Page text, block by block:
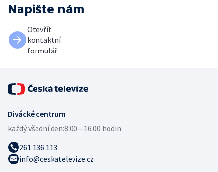
Napište nám
Otevřít
kontaktní
formulář
Divácké centrum
každý všední den:8:00—16:00 hodin
261 136 113
info@ceskatelevize.cz